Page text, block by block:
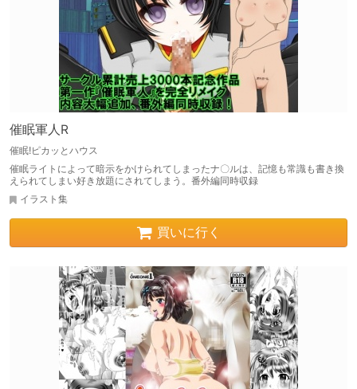
催眠軍人R
催眠!ピカッとハウス
催眠ライトによって暗示をかけられてしまったナ〇ルは、記憶も常識も書き換
えられてしまい好き放題にされてしまう。番外編同時収録
イラスト集
買いに行く